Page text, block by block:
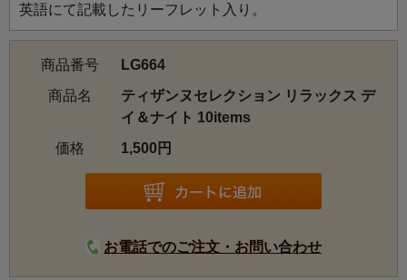
9504 GINGER＆LEMON MYRTLE
9506 ELDERFLOWER & CHAMOMILE
9524 PAYSAGE DE PROVENCE
9536 Lumiere
9538 Sur la Lune
英語にて記載したリーフレット入り。
商品番号
LG664
商品名
ティザンヌセレクション リラックス デ
イ＆ナイト 10items
価格
1,500円
お電話でのご注文・お問い合わせ